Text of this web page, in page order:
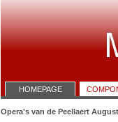
HOMEPAGE
Opera's van de Peellaert